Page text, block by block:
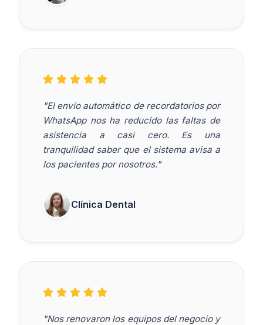
"El envío automático de recordatorios por
WhatsApp nos ha reducido las faltas de
asistencia a casi cero. Es una
tranquilidad saber que el sistema avisa a
los pacientes por nosotros."
Clínica Dental
"Nos renovaron los equipos del negocio y